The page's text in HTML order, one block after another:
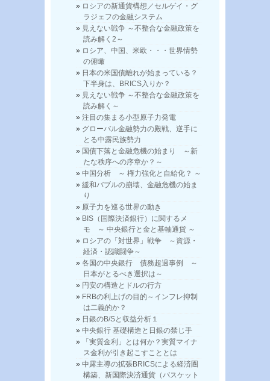
ロシアの新通貨構想／セルゲイ・グ
ラジェフの金融システム
見えない戦争 ～不整合な金融政策を
読み解く2～
ロシア、中国、米欧・・・世界情勢
の俯瞰
日本の米国債離れが始まっている？
下半身は、BRICS入りか？
見えない戦争 ～不整合な金融政策を
読み解く～
注目の集まる小型原子力発電
グローバル金融勢力の殿戦、逆手に
とる中露民族勢力
国債下落と金融危機の始まり ～新
たな秩序への序章か？～
中国分析 ～ 権力強化と自給化？ ～
緩和バブルの崩壊、金融危機の始ま
り
原子力を巡る世界の動き
BIS（国際決済銀行）に関するメ
モ ～ 中央銀行と金と基軸通貨 ～
ロシアの「対世界」戦争 ～資源・
経済・認識闘争～
各国の中央銀行 債務超過事例 ～
日本がとるべき選択は～
円安の構造とドルの行方
FRBの利上げの目的～インフレ抑制
は二義的か？
日銀のB/Sと収益分析１
中央銀行 基礎構造と日銀の禁じ手
「実質金利」とは何か？実質マイナ
ス金利が引き起こすこととは
中露主導の拡張BRICSによる経済圏
構築、新国際決済通貨（バスケット